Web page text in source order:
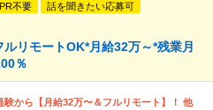
不要 話を聞きたい応募可
リモートOK*月給32万～*残業月
％
験から【月給32万〜＆フルリモート】！ 他